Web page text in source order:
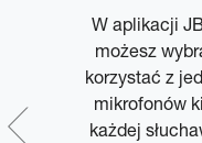
W aplikacji
możesz
korzystać z
mikrofonów
każdej